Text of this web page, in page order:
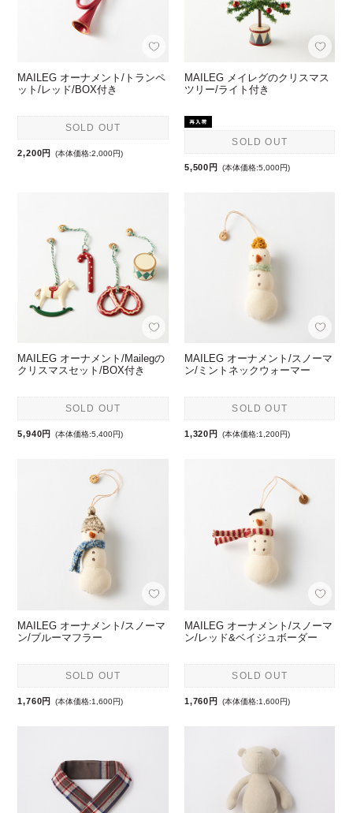
MAILEG オーナメント/トランペ
ット/レッド/BOX付き
SOLD OUT
2,200円 (本体価格:2,000円)
MAILEG メイレグのクリスマス
ツリー/ライト付き
SOLD OUT
5,500円 (本体価格:5,000円)
MAILEG オーナメント/Mailegの
クリスマスセット/BOX付き
SOLD OUT
5,940円 (本体価格:5,400円)
MAILEG オーナメント/スノーマ
ン/ミントネックウォーマー
SOLD OUT
1,320円 (本体価格:1,200円)
MAILEG オーナメント/スノーマ
ン/ブルーマフラー
SOLD OUT
1,760円 (本体価格:1,600円)
MAILEG オーナメント/スノーマ
ン/レッド&ベイジュボーダー
SOLD OUT
1,760円 (本体価格:1,600円)